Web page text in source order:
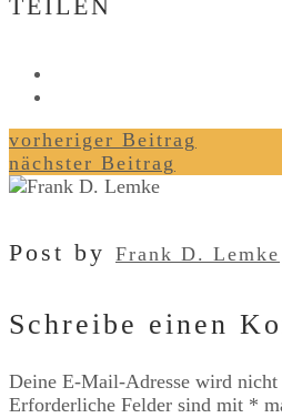
TEILEN
vorheriger Beitrag
nächster Beitrag
Post by Frank D. Lemke
Schreibe einen
Deine E-Mail-Adresse wird
Erforderliche Felder sind mit *